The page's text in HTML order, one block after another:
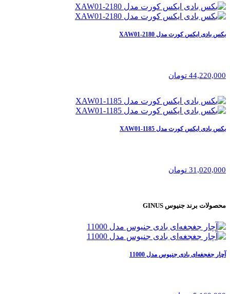
بکس بادی ایکس کورت مدل XAW01-2180
44,220,000 تومان
بکس بادی ایکس کورت مدل XAW01-1185
31,020,000 تومان
محصولات برند جنیوس GINUS
آچار جغجغه‌ای بادی جنیوس مدل 11000